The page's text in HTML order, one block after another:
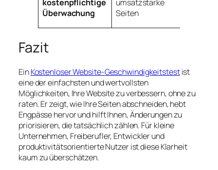
kostenpflichtige
Überwachung
umsatzstarke
Seiten
Fazit
EinKostenloser Website-Geschwindigkeitstestist
eine der einfachsten und wertvollsten
Möglichkeiten, Ihre Website zu verbessern, ohne zu
raten. Er zeigt, wie Ihre Seiten abschneiden, hebt
Engpässe hervor und hilft Ihnen, Änderungen zu
priorisieren, die tatsächlich zählen. Für kleine
Unternehmen, Freiberufler, Entwickler und
produktivitätsorientierte Nutzer ist diese Klarheit
kaum zu überschätzen.